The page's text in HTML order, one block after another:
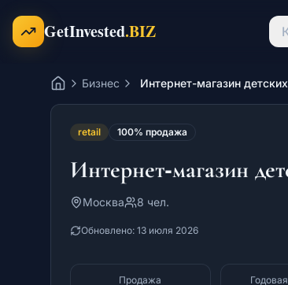
GetInvested.BIZ
ГлавнаяБизнес Интернет-магазин
retail 100% продажа
Интернет-магазин
Москва 8 чел.
Обновлено: 13 июля 2026
Продажа